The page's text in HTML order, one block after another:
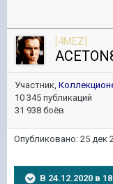
[4MEZ]
Участник,
10 345 публикаций
31 938 боёв
Опубликовано: 25 дек
В 24.12.2020 в